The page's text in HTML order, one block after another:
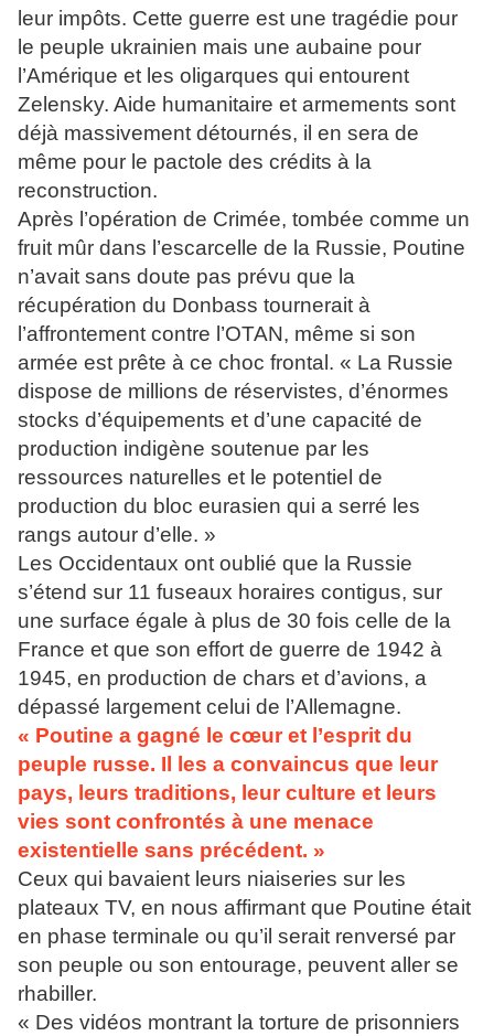
leur impôts. Cette guerre est une tragédie pour
le peuple ukrainien mais une aubaine pour
l’Amérique et les oligarques qui entourent
Zelensky. Aide humanitaire et armements sont
déjà massivement détournés, il en sera de
même pour le pactole des crédits à la
reconstruction.
Après l’opération de Crimée, tombée comme un
fruit mûr dans l’escarcelle de la Russie, Poutine
n’avait sans doute pas prévu que la
récupération du Donbass tournerait à
l’affrontement contre l’OTAN, même si son
armée est prête à ce choc frontal. « La Russie
dispose de millions de réservistes, d’énormes
stocks d’équipements et d’une capacité de
production indigène soutenue par les
ressources naturelles et le potentiel de
production du bloc eurasien qui a serré les
rangs autour d’elle. »
Les Occidentaux ont oublié que la Russie
s’étend sur 11 fuseaux horaires contigus, sur
une surface égale à plus de 30 fois celle de la
France et que son effort de guerre de 1942 à
1945, en production de chars et d’avions, a
dépassé largement celui de l’Allemagne.
« Poutine a gagné le cœur et l’esprit du
peuple russe. Il les a convaincus que leur
pays, leurs traditions, leur culture et leurs
vies sont confrontés à une menace
existentielle sans précédent. »
Ceux qui bavaient leurs niaiseries sur les
plateaux TV, en nous affirmant que Poutine était
en phase terminale ou qu’il serait renversé par
son peuple ou son entourage, peuvent aller se
rhabiller.
« Des vidéos montrant la torture de prisonniers